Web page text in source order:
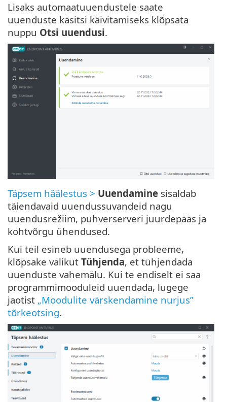
Lisaks automaatuuendustele saate
uuenduste käsitsi käivitamiseks klõpsata
nuppu Otsi uuendusi.
Täpsem häälestus > Uuendamine sisaldab
täiendavaid uuendussuvandeid nagu
uuendusrežiim, puhverserveri juurdepääs ja
kohtvõrgu ühendused.
Kui teil esineb uuendusega probleeme,
klõpsake valikut Tühjenda, et tühjendada
uuenduste vahemälu. Kui te endiselt ei saa
programmimooduleid uuendada, lugege
jaotist „Moodulite värskendamine nurjus”
tõrkeotsing.